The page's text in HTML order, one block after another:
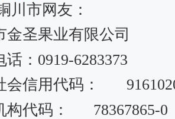
川市网友：
金圣果业有限公司
话：0919-6283373
会信用代码：
构代码：
78367865-0